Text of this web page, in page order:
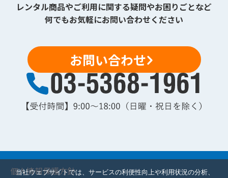
レンタル商品やご利用に関する疑問やお困りごとなど
何でもお気軽にお問い合わせください
お問い合わせ
個人情報保護方針
当社ウェブサイトでは、サービスの利便性向上や利用状況の分析、